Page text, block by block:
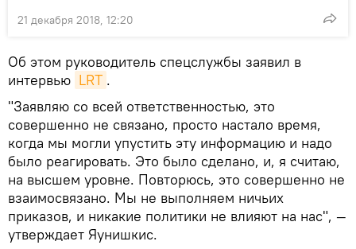
21 декабря 2018, 12:20
Об этом руководитель спецслужбы заявил в
интервью LRT .
"Заявляю со всей ответственностью, это
совершенно не связано, просто настало время,
когда мы могли упустить эту информацию и надо
было реагировать. Это было сделано, и, я считаю,
на высшем уровне. Повторюсь, это совершенно не
взаимосвязано. Мы не выполняем ничьих
приказов, и никакие политики не влияют на нас", —
утверждает Яунишкис.